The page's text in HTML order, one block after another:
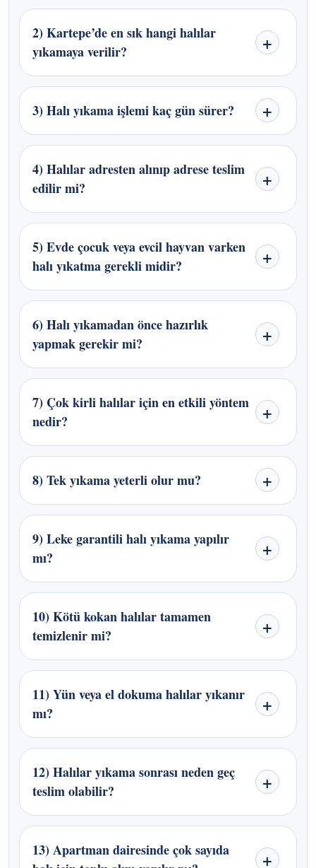
2) Kartepe’de en sık hangi halılar
yıkamaya verilir?
3) Halı yıkama işlemi kaç gün sürer?
4) Halılar adresten alınıp adrese teslim
edilir mi?
5) Evde çocuk veya evcil hayvan varken
halı yıkatma gerekli midir?
6) Halı yıkamadan önce hazırlık
yapmak gerekir mi?
7) Çok kirli halılar için en etkili yöntem
nedir?
8) Tek yıkama yeterli olur mu?
9) Leke garantili halı yıkama yapılır
mı?
10) Kötü kokan halılar tamamen
temizlenir mi?
11) Yün veya el dokuma halılar yıkanır
mı?
12) Halılar yıkama sonrası neden geç
teslim olabilir?
13) Apartman dairesinde çok sayıda